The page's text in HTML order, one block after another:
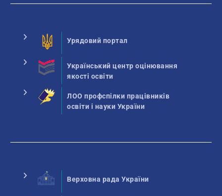
Урядовий портал
Український центр оцінювання
якості освіти
ЛОО профспілки працівників
освіти і науки України
Верховна рада України